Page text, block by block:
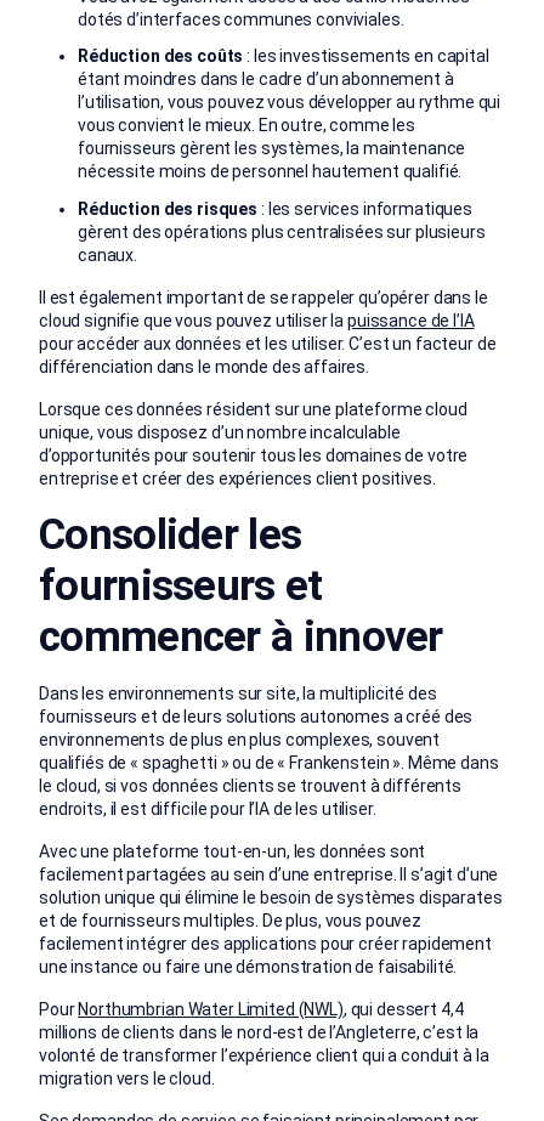
dotés d’interfaces communes conviviales.
Réduction des coûts : les investissements en capital
étant moindres dans le cadre d’un abonnement à
l’utilisation, vous pouvez vous développer au rythme qui
vous convient le mieux. En outre, comme les
fournisseurs gèrent les systèmes, la maintenance
nécessite moins de personnel hautement qualifié.
Réduction des risques : les services informatiques
gèrent des opérations plus centralisées sur plusieurs
canaux.
Il est également important de se rappeler qu’opérer dans le
cloud signifie que vous pouvez utiliser la puissance de l’IA
pour accéder aux données et les utiliser. C’est un facteur de
différenciation dans le monde des affaires.
Lorsque ces données résident sur une plateforme cloud
unique, vous disposez d’un nombre incalculable
d’opportunités pour soutenir tous les domaines de votre
entreprise et créer des expériences client positives.
Consolider les
fournisseurs et
commencer à innover
Dans les environnements sur site, la multiplicité des
fournisseurs et de leurs solutions autonomes a créé des
environnements de plus en plus complexes, souvent
qualifiés de « spaghetti » ou de « Frankenstein ». Même dans
le cloud, si vos données clients se trouvent à différents
endroits, il est difficile pour l’IA de les utiliser.
Avec une plateforme tout-en-un, les données sont
facilement partagées au sein d’une entreprise. Il s’agit d’une
solution unique qui élimine le besoin de systèmes disparates
et de fournisseurs multiples. De plus, vous pouvez
facilement intégrer des applications pour créer rapidement
une instance ou faire une démonstration de faisabilité.
Pour Northumbrian Water Limited (NWL), qui dessert 4,4
millions de clients dans le nord-est de l’Angleterre, c’est la
volonté de transformer l’expérience client qui a conduit à la
migration vers le cloud.